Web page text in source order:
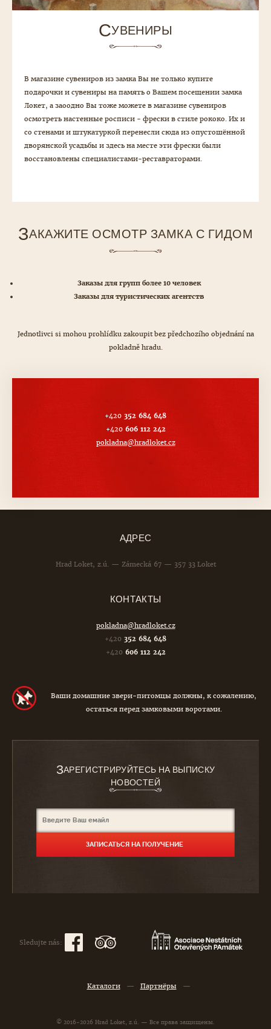
СУВЕНИРЫ
В магазине сувениров из замка Вы не только купите
подарочки и cувениры на память о Вашем посещении замка
Локет, а заоодно Вы тоже можете в магазине сувениров
осмотреть настенные росписи - фрески в стиле рококо. Их и
со стенами и штукатуркой перенесли сюда из опустошённой
дворянской усадьбы и здесь на месте эти фрески были
восстановлены специалистами-реставраторами.
ЗАКАЖИТЕ ОСМОТР ЗАМКА С ГИДОМ
Заказы для групп более 10 человек
Заказы для туристических агентств
Jednotlivci si mohou prohlídku zakoupit bez předchozího objednání na
pokladně hradu.
+420 352 684 648
+420 606 112 242
pokladna@hradloket.cz
АДРЕС
Hrad Loket, z.ú. — Zámecká 67 — 357 33 Loket
КОНТАКТЫ
pokladna@hradloket.cz
+420 352 684 648
+420 606 112 242
Ваши домашние звери-питомцы должны, к сожалению,
остаться перед замковыми воротами.
ЗАРЕГИСТРИРУЙТЕСЬ НА ВЫПИСКУ
НОВОСТЕЙ
Sledujte nás:
Каталоги — Партнёры —
© 2016-2026 Hrad Loket, z.ú. — Все права защищены.